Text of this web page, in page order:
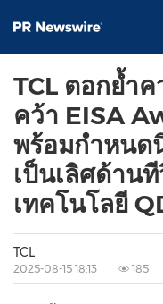
TCL ตอกย้ำ
คว้า EISA
พร้อมกำหนด
เป็นเลิศด้าน
เทคโนโลยี
TCL
2025-08-15 18:13 185